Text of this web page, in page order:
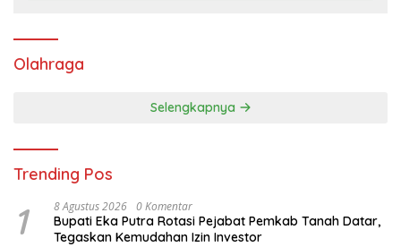
Olahraga
Selengkapnya
Trending Pos
1 8 Agustus 2026 0 Komentar
Bupati Eka Putra Rotasi Pejabat Pemkab Tanah Datar,
Tegaskan Kemudahan Izin Investor